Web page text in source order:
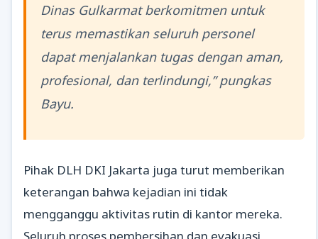
Dinas Gulkarmat berkomitmen untuk
terus memastikan seluruh personel
dapat menjalankan tugas dengan aman,
profesional, dan terlindungi,” pungkas
Bayu.
Pihak DLH DKI Jakarta juga turut memberikan
keterangan bahwa kejadian ini tidak
mengganggu aktivitas rutin di kantor mereka.